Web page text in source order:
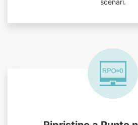
scenari.